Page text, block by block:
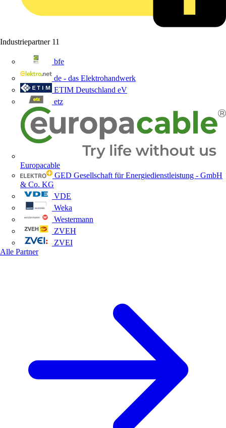
Industriepartner 11
bfe
de - das Elektrohandwerk
ETIM Deutschland eV
etz
Europacable
GED Gesellschaft für Energiedienstleistung - GmbH
& Co. KG
VDE
Weka
Westermann
ZVEH
ZVEI
Alle Partner